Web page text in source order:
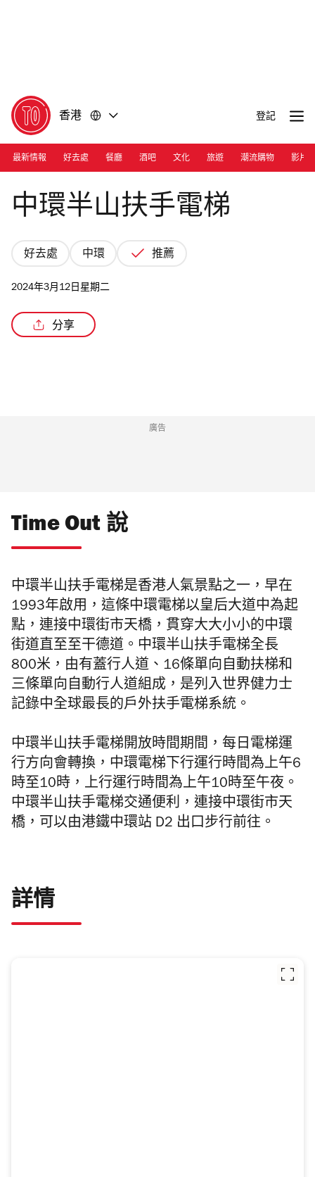
香港 登記
最新情報 好去處 餐廳 酒吧 文化 旅遊 潮流購物 影片
Photograph: Shutterstock
中環半山扶手電梯
好去處 中環 推薦
2024年3月12日星期二
分享
廣告
Time Out 說
中環半山扶手電梯是香港人氣景點之一，早在
1993年啟用，這條中環電梯以皇后大道中為起
點，連接中環街市天橋，貫穿大大小小的中環
街道直至至干德道。中環半山扶手電梯全長
800米，由有蓋行人道、16條單向自動扶梯和
三條單向自動行人道組成，是列入世界健力士
記錄中全球最長的戶外扶手電梯系統。
中環半山扶手電梯開放時間期間，每日電梯運
行方向會轉換，中環電梯下行運行時間為上午6
時至10時，上行運行時間為上午10時至午夜。
中環半山扶手電梯交通便利，連接中環街市天
橋，可以由港鐵中環站 D2 出口步行前往。
詳情